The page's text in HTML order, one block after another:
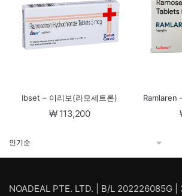
Ibset – 이리보(라모세트론)
₩113,200
Ramlaren
NOADEAL PTE. LTD. | B/L 202226085G |